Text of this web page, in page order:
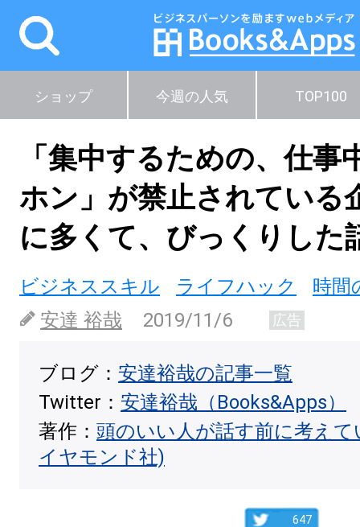
ショップ 今週の人気 TOP100
「集中するための、仕事
ホン」が禁止されている
に多くて、びっくりした
ビジネススキル ライフハック
時間
安達 裕哉
2019/11/6 広告
ブログ： 安達裕哉の記事一覧
Twitter： 安達裕哉（Books&Apps）
著作： 頭のいい人が話す前に考え
イヤモンド社)
647